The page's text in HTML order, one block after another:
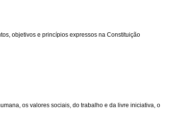
objetivos e princípios expressos na Constituição
os valores sociais, do trabalho e da livre iniciativa, o